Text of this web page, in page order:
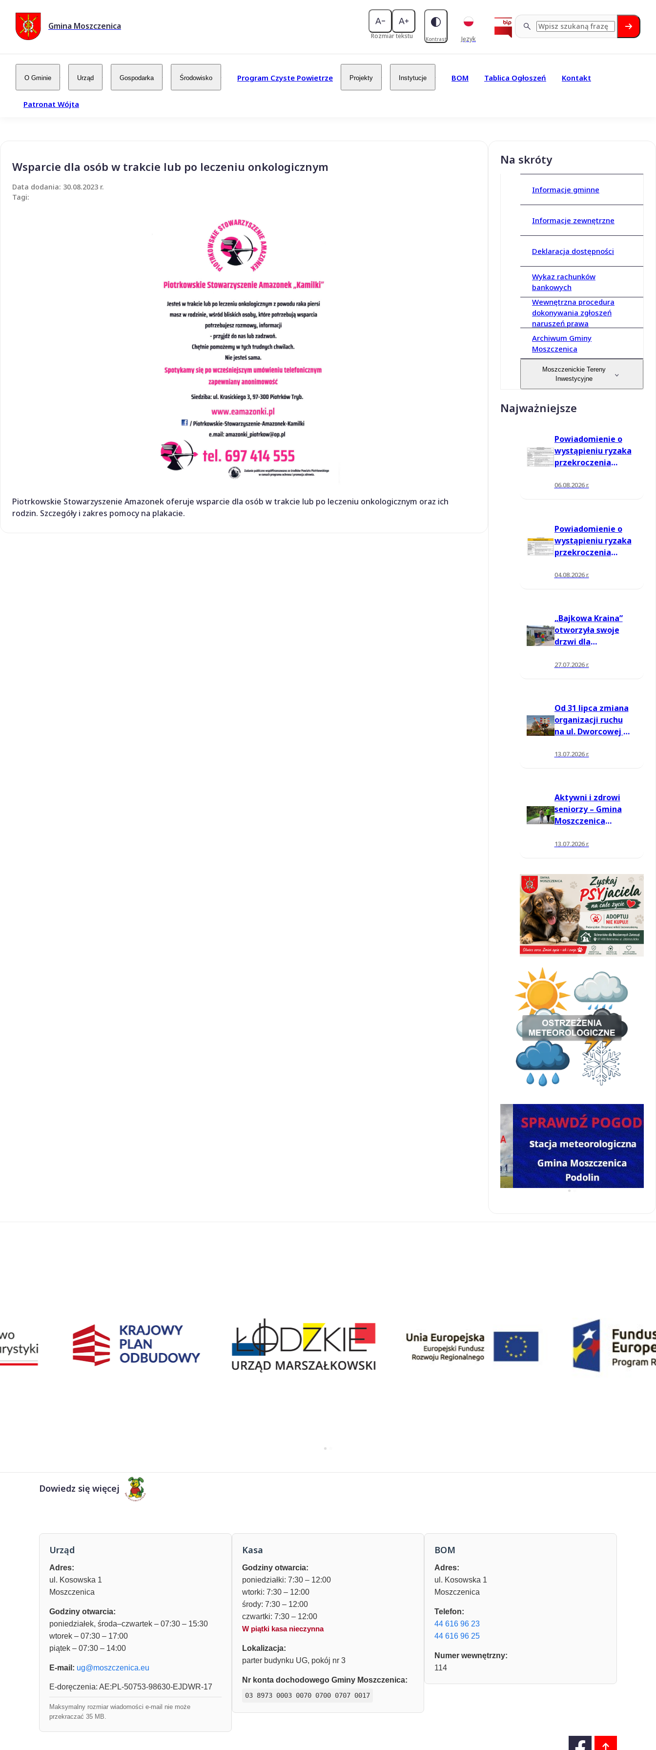
Gmina Moszczenica
Rozmiar tekstu Kontrast Język
O Gminie Urząd Gospodarka Środowisko Program Czyste Powietrze Projekty Instytucje BOM Tablica Ogłoszeń Kontakt
Patronat Wójta
Wsparcie dla osób w trakcie lub po leczeniu onkologicznym
Data dodania: 30.08.2023 r.
Tagi:
Piotrkowskie Stowarzyszenie Amazonek oferuje wsparcie dla osób w trakcie lub po leczeniu onkologicznym oraz ich
rodzin. Szczegóły i zakres pomocy na plakacie.
Na skróty
Informacje gminne
Informacje zewnętrzne
Deklaracja dostępności
Wykaz rachunków
bankowych
Wewnętrzna procedura
dokonywania zgłoszeń
naruszeń prawa
Archiwum Gminy
Moszczenica
Moszczenickie Tereny
Inwestycyjne
Najważniejsze
Powiadomienie o
wystąpieniu ryzaka
przekroczenia
informowania dla
06.08.2026 r.
Powiadomienie o
wystąpieniu ryzaka
przekroczenia
informowania dla
04.08.2026 r.
„Bajkowa Kraina”
otworzyła swoje
drzwi dla
27.07.2026 r.
Od 31 lipca zmiana
organizacji ruchu
na ul. Dworcowej w
13.07.2026 r.
Aktywni i zdrowi
seniorzy – Gmina
Moszczenica
na nowe zajęcia
13.07.2026 r.
Dowiedz się więcej
Urząd
Adres:
ul. Kosowska 1
Moszczenica
Godziny otwarcia:
poniedziałek, środa–czwartek – 07:30 – 15:30
wtorek – 07:30 – 17:00
piątek – 07:30 – 14:00
E-mail: ug@moszczenica.eu
E-doręczenia: AE:PL-50753-98630-EJDWR-17
Maksymalny rozmiar wiadomości e-mail nie może
przekraczać 35 MB.
Kasa
Godziny otwarcia:
poniedziałki: 7:30 – 12:00
wtorki: 7:30 – 12:00
środy: 7:30 – 12:00
czwartki: 7:30 – 12:00
W piątki kasa nieczynna
Lokalizacja:
parter budynku UG, pokój nr 3
Nr konta dochodowego Gminy Moszczenica:
03 8973 0003 0070 0700 0707 0017
BOM
Adres:
ul. Kosowska 1
Moszczenica
Telefon:
44 616 96 23
44 616 96 25
Numer wewnętrzny:
114